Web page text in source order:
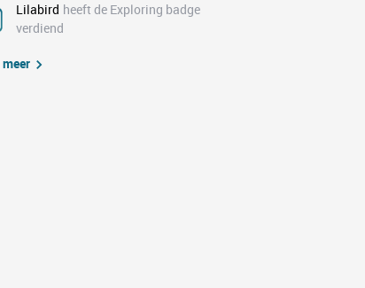
Lilabird heeft de Exploring badge
verdiend